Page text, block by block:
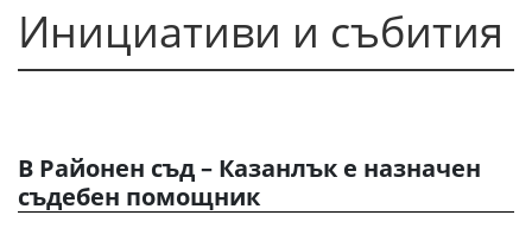
Инициативи и събития
В Районен съд – Казанлък е назначен
съдебен помощник